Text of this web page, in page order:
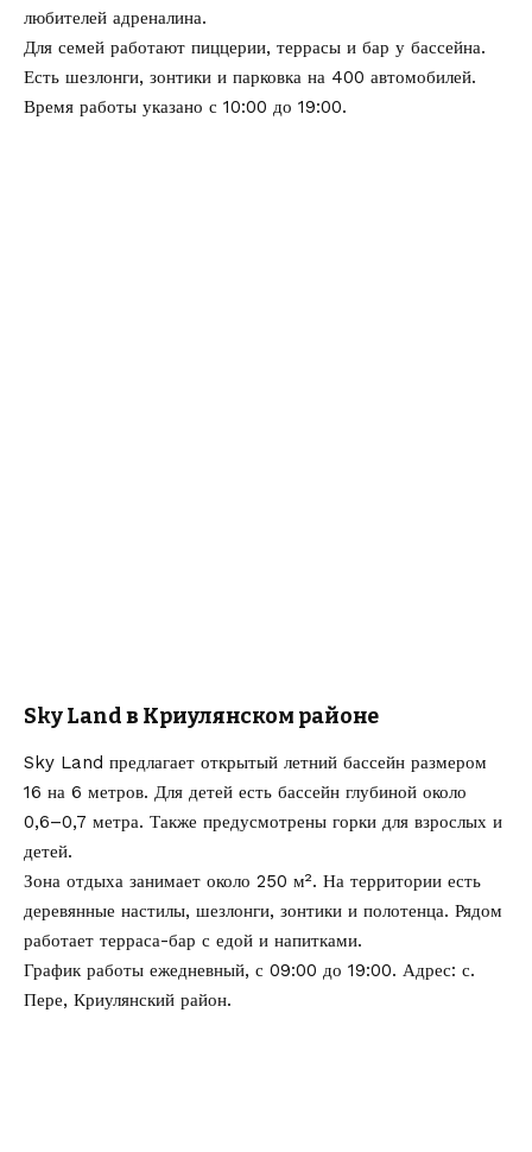
любителей адреналина.
Для семей работают пиццерии, террасы и бар у бассейна.
Есть шезлонги, зонтики и парковка на 400 автомобилей.
Время работы указано с 10:00 до 19:00.
Sky Land в Криулянском районе
Sky Land предлагает открытый летний бассейн размером
16 на 6 метров. Для детей есть бассейн глубиной около
0,6–0,7 метра. Также предусмотрены горки для взрослых и
детей.
Зона отдыха занимает около 250 м². На территории есть
деревянные настилы, шезлонги, зонтики и полотенца. Рядом
работает терраса-бар с едой и напитками.
График работы ежедневный, с 09:00 до 19:00. Адрес: с.
Пере, Криулянский район.